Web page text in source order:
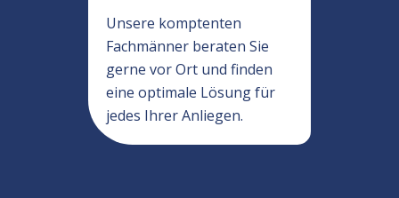
Unsere komptenten
Fachmänner beraten Sie
gerne vor Ort und finden
eine optimale Lösung für
jedes Ihrer Anliegen.